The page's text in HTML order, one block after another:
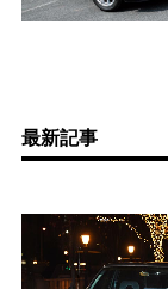
最新記事